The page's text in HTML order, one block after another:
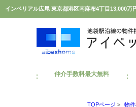
インペリアル広尾 東京都港区南麻布4丁目13,000
仲介手数料最大無料
TOPページ > 物